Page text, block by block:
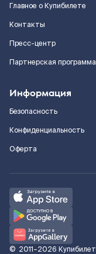
Главное о Купибилете
Контакты
Пресс-центр
Партнерская программа
Информация
Безопасность
Конфиденциальность
Оферта
© 2011–2026 Купибилет